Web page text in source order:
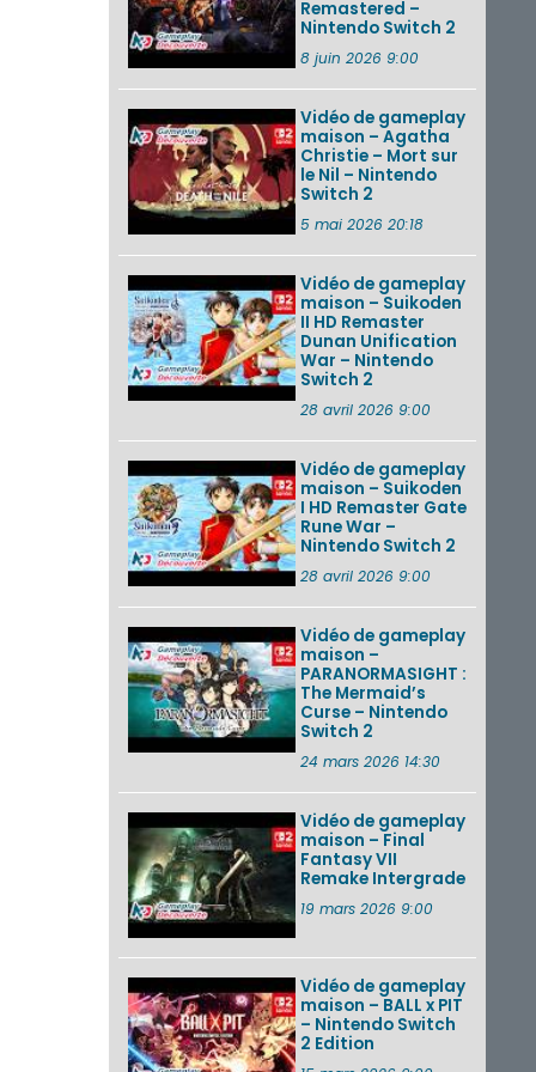
Remastered –
Nintendo Switch 2
8 juin 2026 9:00
Vidéo de gameplay
maison – Agatha
Christie – Mort sur
le Nil – Nintendo
Switch 2
5 mai 2026 20:18
Vidéo de gameplay
maison – Suikoden
II HD Remaster
Dunan Unification
War – Nintendo
Switch 2
28 avril 2026 9:00
Vidéo de gameplay
maison – Suikoden
I HD Remaster Gate
Rune War –
Nintendo Switch 2
28 avril 2026 9:00
Vidéo de gameplay
maison –
PARANORMASIGHT :
The Mermaid’s
Curse – Nintendo
Switch 2
24 mars 2026 14:30
Vidéo de gameplay
maison – Final
Fantasy VII
Remake Intergrade
19 mars 2026 9:00
Vidéo de gameplay
maison – BALL x PIT
– Nintendo Switch
2 Edition